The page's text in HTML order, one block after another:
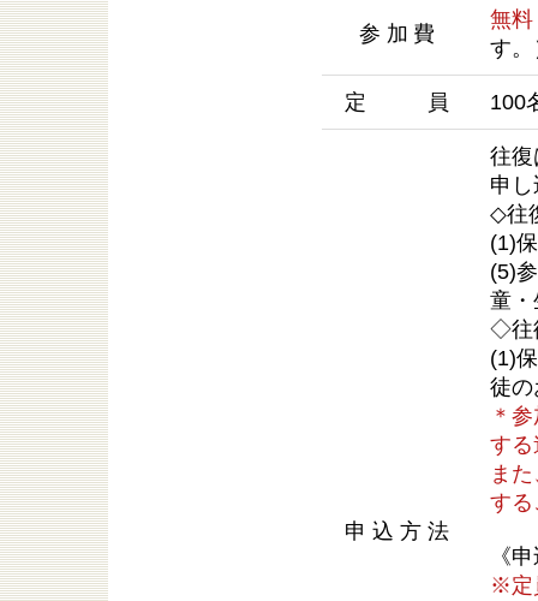
参加費
無料
す。
定 員 100
申込方法
往復
申
◇往
(1)
(5)
童・
◇往
(1)
徒の
＊
する
ま
する
《
※定